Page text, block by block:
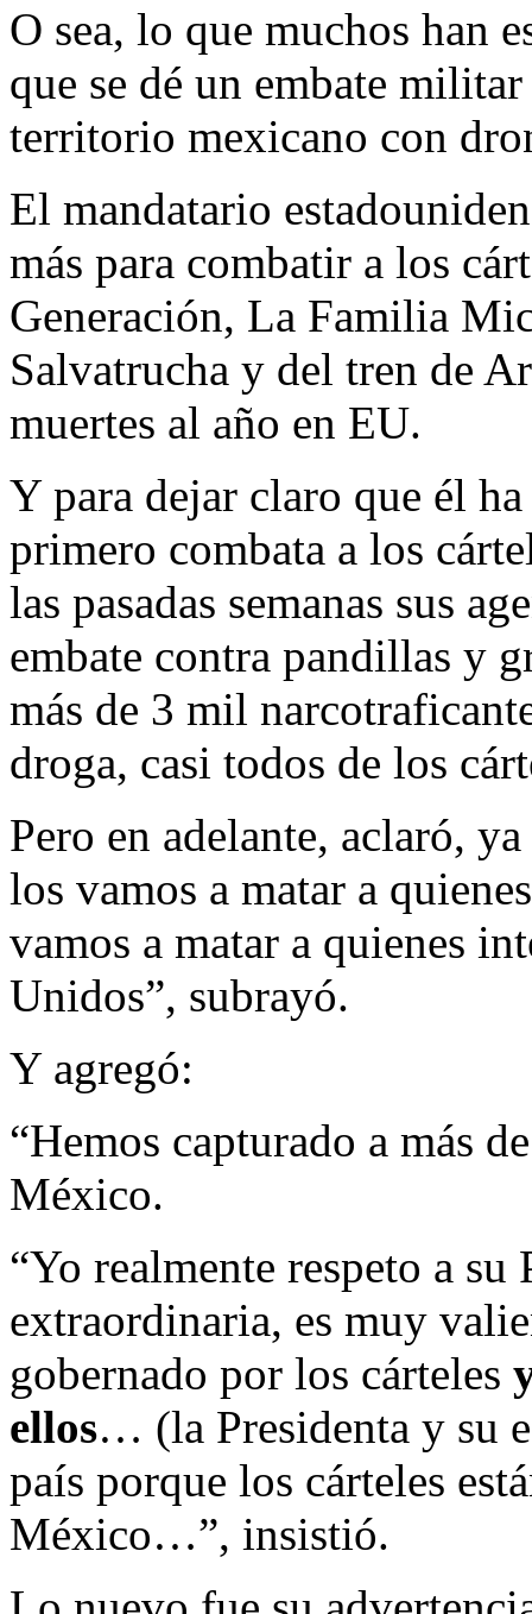
O sea, lo que muchos han
que se dé un embate
territorio mexicano con
El mandatario
más para combatir a los
Generación, La Familia
Salvatrucha y del tren de
muertes al año en EU.
Y para dejar claro que él
primero combata a los
las pasadas semanas sus
embate contra pandillas y
más de 3 mil
droga, casi todos de los
Pero en adelante, aclaró,
los vamos a matar a
vamos a matar a quienes
Unidos”, subrayó.
Y agregó:
“Hemos capturado a más
México.
“Yo realmente respeto a su
extraordinaria, es muy
gobernado por los cárteles
ellos… (la Presidenta y su
país porque los cárteles
México…”, insistió.